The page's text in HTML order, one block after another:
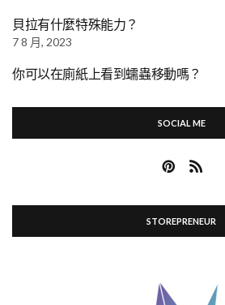
貝拉有什麼特殊能力？
7 8 月, 2023
你可以在廁紙上看到蠕蟲移動嗎？
SOCIAL ME
STOREPRENEUR